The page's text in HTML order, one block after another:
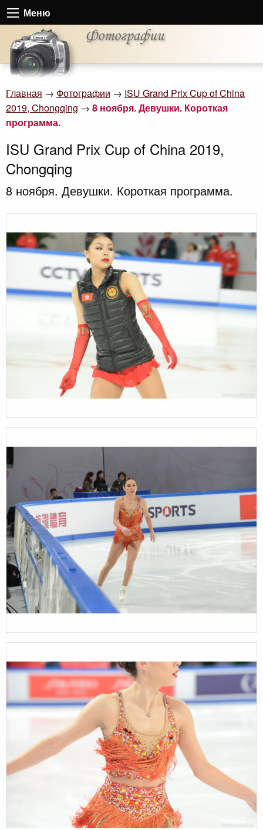
Меню
Главная → Фотографии → ISU Grand Prix Cup of China
2019, Chongqing → 8 ноября. Девушки. Короткая
программа.
ISU Grand Prix Cup of China 2019,
Chongqing
8 ноября. Девушки. Короткая программа.